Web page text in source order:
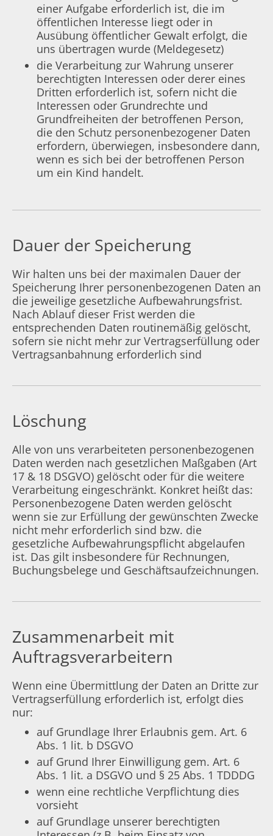
einer Aufgabe erforderlich ist, die im
öffentlichen Interesse liegt oder in
Ausübung öffentlicher Gewalt erfolgt, die
uns übertragen wurde (Meldegesetz)
die Verarbeitung zur Wahrung unserer
berechtigten Interessen oder derer eines
Dritten erforderlich ist, sofern nicht die
Interessen oder Grundrechte und
Grundfreiheiten der betroffenen Person,
die den Schutz personenbezogener Daten
erfordern, überwiegen, insbesondere dann,
wenn es sich bei der betroffenen Person
um ein Kind handelt.
Dauer der Speicherung
Wir halten uns bei der maximalen Dauer der
Speicherung Ihrer personenbezogenen Daten an
die jeweilige gesetzliche Aufbewahrungsfrist.
Nach Ablauf dieser Frist werden die
entsprechenden Daten routinemäßig gelöscht,
sofern sie nicht mehr zur Vertragserfüllung oder
Vertragsanbahnung erforderlich sind
Löschung
Alle von uns verarbeiteten personenbezogenen
Daten werden nach gesetzlichen Maßgaben (Art
17 & 18 DSGVO) gelöscht oder für die weitere
Verarbeitung eingeschränkt. Konkret heißt das:
Personenbezogene Daten werden gelöscht
wenn sie zur Erfüllung der gewünschten Zwecke
nicht mehr erforderlich sind bzw. die
gesetzliche Aufbewahrungspflicht abgelaufen
ist. Das gilt insbesondere für Rechnungen,
Buchungsbelege und Geschäftsaufzeichnungen.
Zusammenarbeit mit
Auftragsverarbeitern
Wenn eine Übermittlung der Daten an Dritte zur
Vertragserfüllung erforderlich ist, erfolgt dies
nur:
auf Grundlage Ihrer Erlaubnis gem. Art. 6
Abs. 1 lit. b DSGVO
auf Grund Ihrer Einwilligung gem. Art. 6
Abs. 1 lit. a DSGVO und § 25 Abs. 1 TDDDG
wenn eine rechtliche Verpflichtung dies
vorsieht
auf Grundlage unserer berechtigten